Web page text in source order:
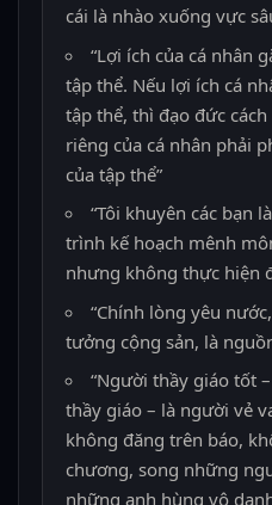
cái là nhào xuống vực
“Lợi ích của cá nhân
tập thể. Nếu lợi ích cá
tập thể, thì đạo đức
riêng của cá nhân phải
của tập thể”
“Tôi khuyên các bạn
trình kế hoạch mênh
nhưng không thực hiện
“Chính lòng yêu
tưởng cộng sản, là
“Người thầy giáo tốt
thầy giáo – là người vẻ
không đăng trên báo,
chương, song những
những anh hùng vô